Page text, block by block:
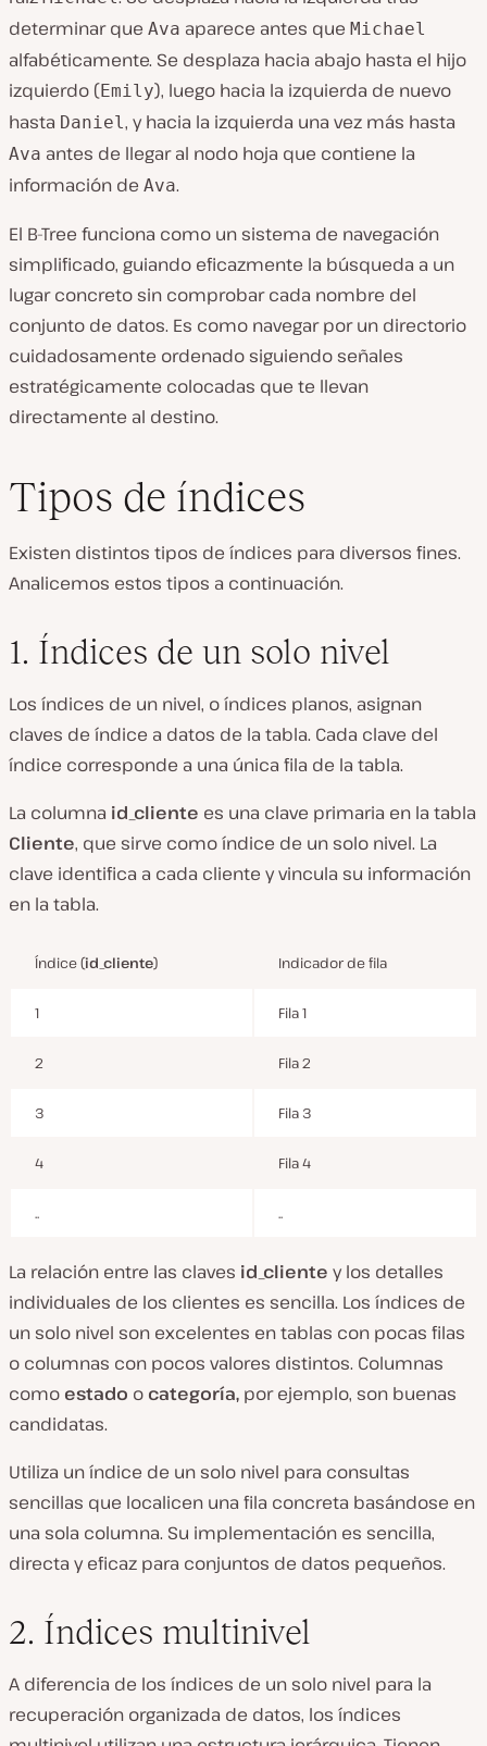
determinar que Ava aparece antes que Michael
alfabéticamente. Se desplaza hacia abajo hasta el hijo
izquierdo (Emily), luego hacia la izquierda de nuevo
hasta Daniel, y hacia la izquierda una vez más hasta
Ava antes de llegar al nodo hoja que contiene la
información de Ava.
El B-Tree funciona como un sistema de navegación
simplificado, guiando eficazmente la búsqueda a un
lugar concreto sin comprobar cada nombre del
conjunto de datos. Es como navegar por un directorio
cuidadosamente ordenado siguiendo señales
estratégicamente colocadas que te llevan
directamente al destino.
Tipos de índices
Existen distintos tipos de índices para diversos fines.
Analicemos estos tipos a continuación.
1. Índices de un solo nivel
Los índices de un nivel, o índices planos, asignan
claves de índice a datos de la tabla. Cada clave del
índice corresponde a una única fila de la tabla.
La columna id_cliente es una clave primaria en la tabla
Cliente, que sirve como índice de un solo nivel. La
clave identifica a cada cliente y vincula su información
en la tabla.
Índice (id_cliente) Indicador de fila
1 Fila 1
2 Fila 2
3 Fila 3
4 Fila 4
.. ..
La relación entre las claves id_cliente y los detalles
individuales de los clientes es sencilla. Los índices de
un solo nivel son excelentes en tablas con pocas filas
o columnas con pocos valores distintos. Columnas
como estado o categoría, por ejemplo, son buenas
candidatas.
Utiliza un índice de un solo nivel para consultas
sencillas que localicen una fila concreta basándose en
una sola columna. Su implementación es sencilla,
directa y eficaz para conjuntos de datos pequeños.
2. Índices multinivel
A diferencia de los índices de un solo nivel para la
recuperación organizada de datos, los índices